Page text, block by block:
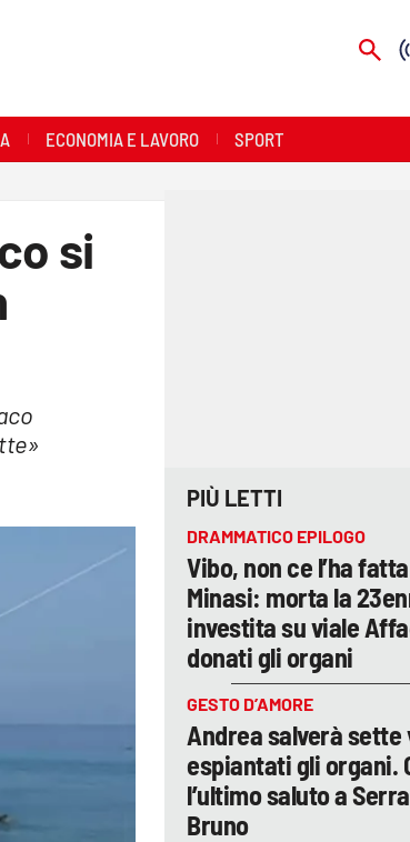
ECONOMIA E LAVORO SPORT
si
PIÙ LETTI
DRAMMATICO EPILOGO
Vibo, non ce l’ha
Minasi: morta la
investita su viale
donati gli organi
GESTO D’AMORE
Andrea salverà sette
espiantati gli organi.
l’ultimo saluto a
Bruno